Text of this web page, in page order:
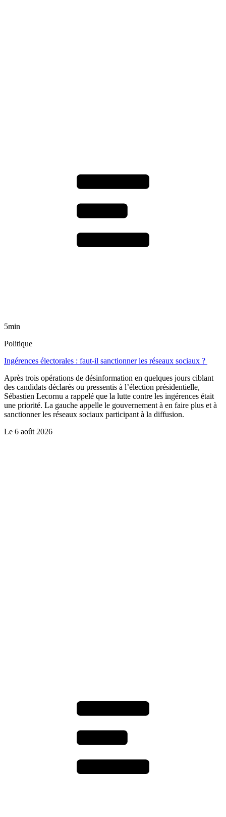
5min
Politique
Ingérences électorales : faut-il sanctionner les réseaux sociaux ?
Après trois opérations de désinformation en quelques jours ciblant
des candidats déclarés ou pressentis à l’élection présidentielle,
Sébastien Lecornu a rappelé que la lutte contre les ingérences était
une priorité. La gauche appelle le gouvernement à en faire plus et à
sanctionner les réseaux sociaux participant à la diffusion.
Le 6 août 2026